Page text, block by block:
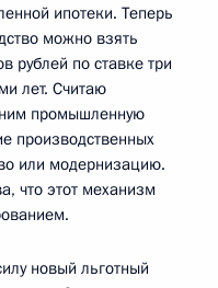
ипотеки. Теперь
можно взять
рублей по ставке три
лет. Считаю
промышленную
производственных
или модернизацию.
что этот механизм
новый льготный